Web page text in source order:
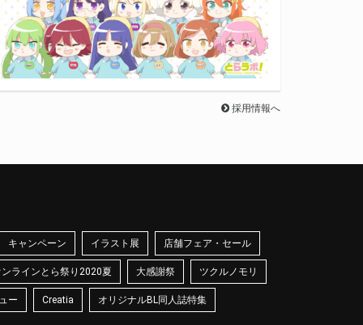
採用情報へ
キャンペーン イラスト展 店舗フェア・セール
ラインとら祭り2020夏 大感謝祭 ツクルノモリ
ー Creatia オリジナルBL同人誌特集